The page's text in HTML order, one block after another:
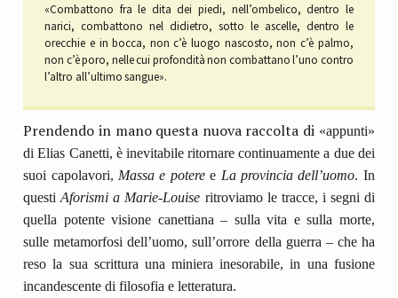
«Combattono fra le dita dei piedi, nell’ombelico, dentro le
narici, combattono nel didietro, sotto le ascelle, dentro le
orecchie e in bocca, non c’è luogo nascosto, non c’è palmo,
non c’è poro, nelle cui profondità non combattano l’uno contro
l’altro all’ultimo sangue».
Prendendo in mano questa nuova raccolta di «appunti»
di Elias Canetti, è inevitabile ritornare continuamente a due dei
suoi capolavori, Massa e poteree La provincia dell’uomo. In
questiAforismi a Marie-Louise ritroviamo le tracce, i segni di
quella potente visione canettiana – sulla vita e sulla morte,
sulle metamorfosi dell’uomo, sull’orrore della guerra – che ha
reso la sua scrittura una miniera inesorabile, in una fusione
incandescente di filosofia e letteratura.